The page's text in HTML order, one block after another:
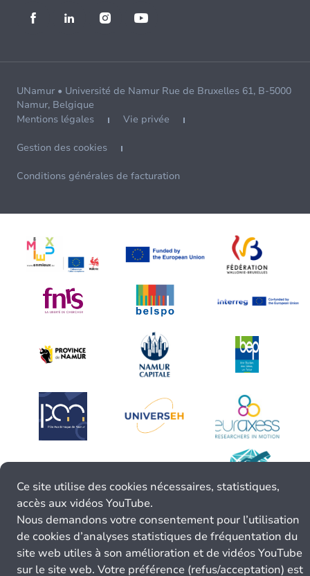
UNamur • Université de Namur Rue de Bruxelles 61, B-5000
Namur, Belgique
Mentions légales
Vie privée
Gestion des cookies
Conditions générales de facturation
Ce site utilise des cookies nécessaires, statistiques,
accès aux vidéos YouTube.
Nous demandons votre consentement pour l’utilisation
de cookies d’analyses statistiques de fréquentation du
site web utiles à son amélioration et de vidéos YouTube
sur le site web. Votre préférence (refus/acceptation) est